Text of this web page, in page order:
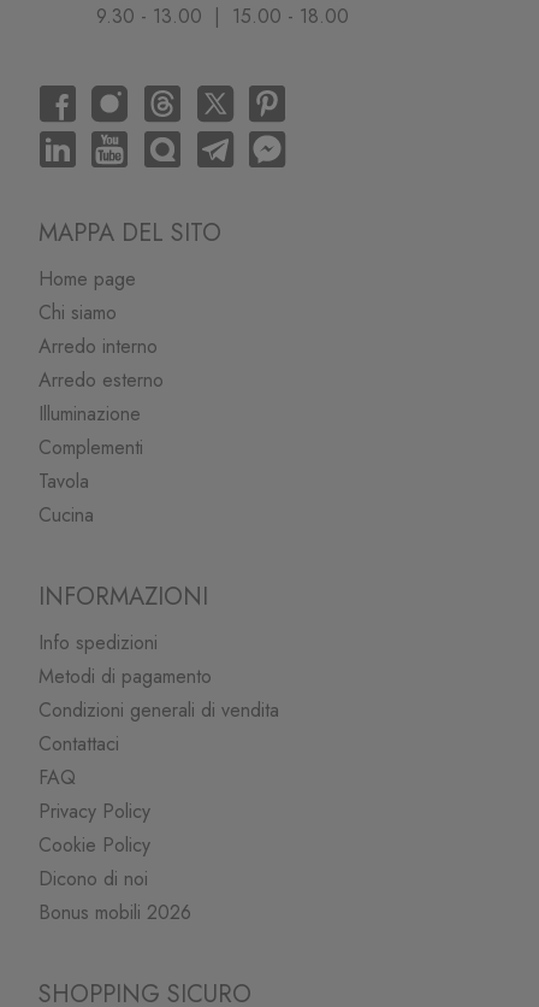
9.30 - 13.00 | 15.00 - 18.00
MAPPA DEL SITO
Home page
Chi siamo
Arredo interno
Arredo esterno
Illuminazione
Complementi
Tavola
Cucina
INFORMAZIONI
Info spedizioni
Metodi di pagamento
Condizioni generali di vendita
Contattaci
FAQ
Privacy Policy
Cookie Policy
Dicono di noi
Bonus mobili 2026
SHOPPING SICURO